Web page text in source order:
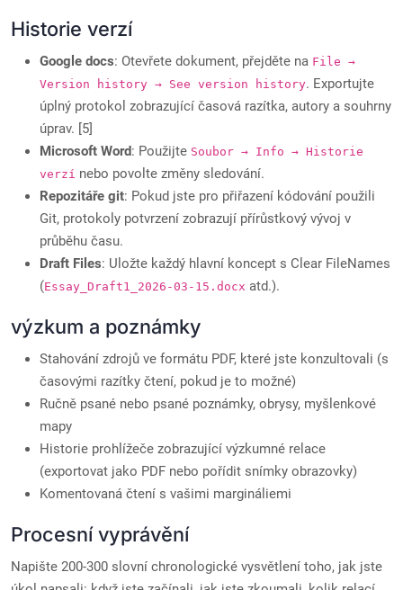
Historie verzí
Google docs: Otevřete dokument, přejděte na File →
Version history → See version history. Exportujte
úplný protokol zobrazující časová razítka, autory a souhrny
úprav. [5]
Microsoft Word: Použijte Soubor → Info → Historie
verzí nebo povolte změny sledování.
Repozitáře git: Pokud jste pro přiřazení kódování použili
Git, protokoly potvrzení zobrazují přírůstkový vývoj v
průběhu času.
Draft Files: Uložte každý hlavní koncept s Clear FileNames
(Essay_Draft1_2026-03-15.docx atd.).
výzkum a poznámky
Stahování zdrojů ve formátu PDF, které jste konzultovali (s
časovými razítky čtení, pokud je to možné)
Ručně psané nebo psané poznámky, obrysy, myšlenkové
mapy
Historie prohlížeče zobrazující výzkumné relace
(exportovat jako PDF nebo pořídit snímky obrazovky)
Komentovaná čtení s vašimi margináliemi
Procesní vyprávění
Napište 200-300 slovní chronologické vysvětlení toho, jak jste